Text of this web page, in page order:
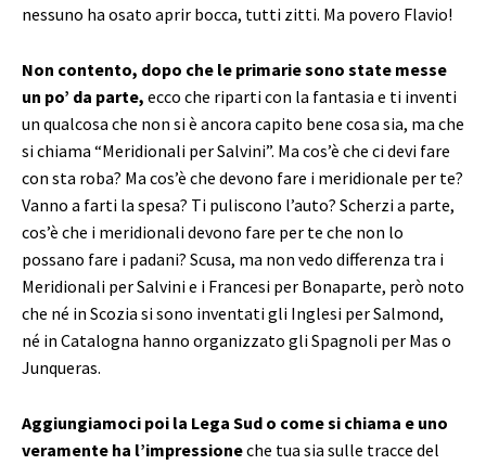
nessuno ha osato aprir bocca, tutti zitti. Ma povero Flavio!
Non contento, dopo che le primarie sono state messe
un po’ da parte, ecco che riparti con la fantasia e ti inventi
un qualcosa che non si è ancora capito bene cosa sia, ma che
si chiama “Meridionali per Salvini”. Ma cos’è che ci devi fare
con sta roba? Ma cos’è che devono fare i meridionale per te?
Vanno a farti la spesa? Ti puliscono l’auto? Scherzi a parte,
cos’è che i meridionali devono fare per te che non lo
possano fare i padani? Scusa, ma non vedo differenza tra i
Meridionali per Salvini e i Francesi per Bonaparte, però noto
che né in Scozia si sono inventati gli Inglesi per Salmond,
né in Catalogna hanno organizzato gli Spagnoli per Mas o
Junqueras.
Aggiungiamoci poi la Lega Sud o come si chiama e uno
veramente ha l’impressioneche tua sia sulle tracce del